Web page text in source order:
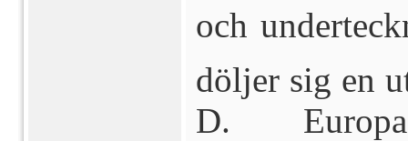
och
döljer sig en
D.